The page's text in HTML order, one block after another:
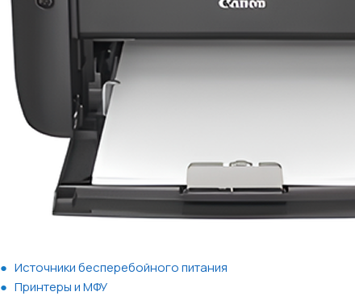
Источники бесперебойного питания
Принтеры и МФУ